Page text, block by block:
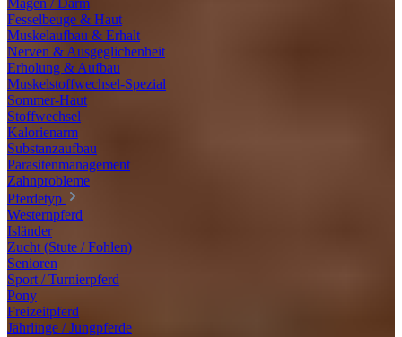
Magen / Darm
Fesselbeuge & Haut
Muskelaufbau & Erhalt
Nerven & Ausgeglichenheit
Erholung & Aufbau
Muskelstoffwechsel-Spezial
Sommer-Haut
Stoffwechsel
Kalorienarm
Substanzaufbau
Parasitenmanagement
Zahnprobleme
Pferdetyp
Westernpferd
Isländer
Zucht (Stute / Fohlen)
Senioren
Sport / Turnierpferd
Pony
Freizeitpferd
Jährlinge / Jungpferde